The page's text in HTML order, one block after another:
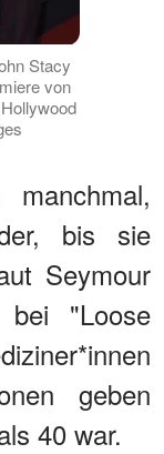
Stacy
von
bis sie
Seymour
bei "Loose
geben
40 war.